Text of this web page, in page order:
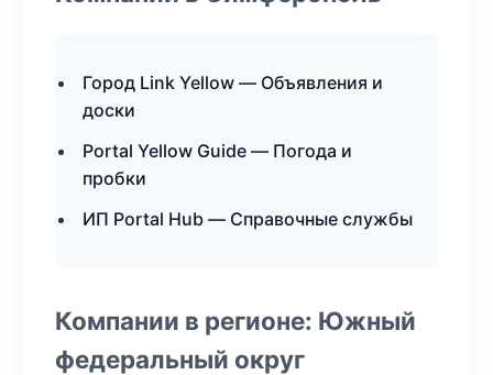
Город Link Yellow — Объявления и
доски
Portal Yellow Guide — Погода и
пробки
ИП Portal Hub — Справочные службы
Компании в регионе: Южный
федеральный округ